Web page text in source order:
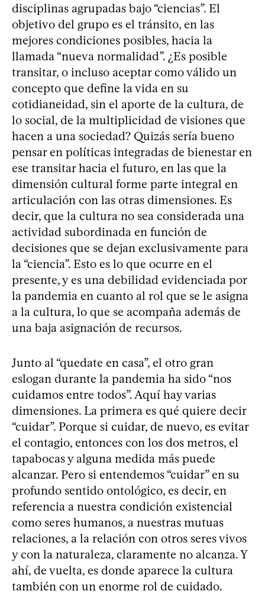
disciplinas agrupadas bajo “ciencias”. El
objetivo del grupo es el tránsito, en las
mejores condiciones posibles, hacia la
llamada “nueva normalidad”. ¿Es posible
transitar, o incluso aceptar como válido un
concepto que define la vida en su
cotidianeidad, sin el aporte de la cultura, de
lo social, de la multiplicidad de visiones que
hacen a una sociedad? Quizás sería bueno
pensar en políticas integradas de bienestar en
ese transitar hacia el futuro, en las que la
dimensión cultural forme parte integral en
articulación con las otras dimensiones. Es
decir, que la cultura no sea considerada una
actividad subordinada en función de
decisiones que se dejan exclusivamente para
la “ciencia”. Esto es lo que ocurre en el
presente, y es una debilidad evidenciada por
la pandemia en cuanto al rol que se le asigna
a la cultura, lo que se acompaña además de
una baja asignación de recursos.
Junto al “quedate en casa”, el otro gran
eslogan durante la pandemia ha sido “nos
cuidamos entre todos”. Aquí hay varias
dimensiones. La primera es qué quiere decir
“cuidar”. Porque si cuidar, de nuevo, es evitar
el contagio, entonces con los dos metros, el
tapabocas y alguna medida más puede
alcanzar. Pero si entendemos “cuidar” en su
profundo sentido ontológico, es decir, en
referencia a nuestra condición existencial
como seres humanos, a nuestras mutuas
relaciones, a la relación con otros seres vivos
y con la naturaleza, claramente no alcanza. Y
ahí, de vuelta, es donde aparece la cultura
también con un enorme rol de cuidado.